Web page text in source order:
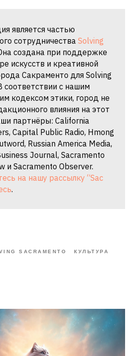
является частью
сотрудничества Solving
создана при поддержке
искусств и креативной
Сакраменто для Solving
соответствии с нашим
кодексом этики, город не
влияния на этот
партнёры: California
Capital Public Radio, Hmong
Russian America Media,
Journal, Sacramento
и Sacramento Observer.
на нашу рассылку “Sac
.
SACRAMENTO КУЛЬТУРА